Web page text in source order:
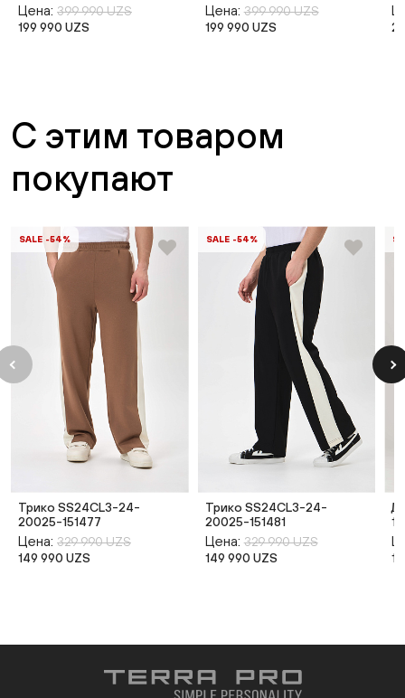
Цена: 399 990 UZS
199 990 UZS
Цена: 399 990 UZS
199 990 UZS
С этим товаром
покупают
SALE -54%
Трико SS24CL3-24-
20025-151477
Цена: 329 990 UZS
149 990 UZS
SALE -54%
Трико SS24CL3-24-
20025-151481
Цена: 329 990 UZS
149 990 UZS